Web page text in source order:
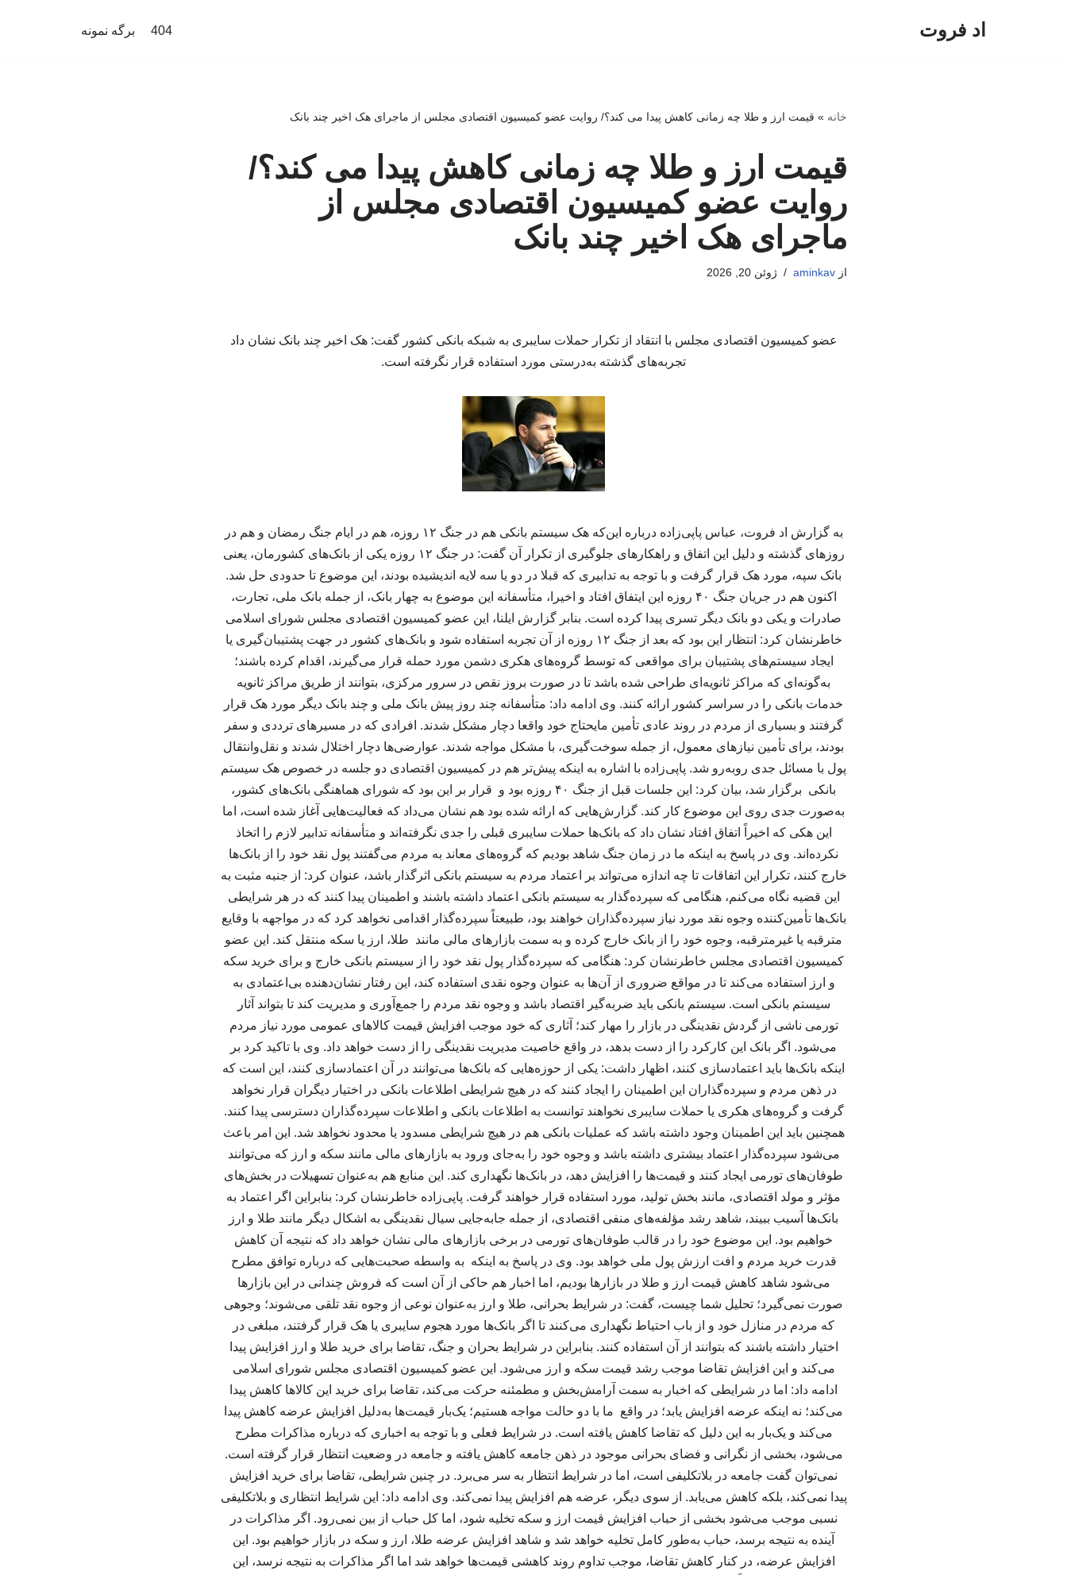
اد فروت 404 برگه نمونه
خانه » قیمت ارز و طلا چه زمانی کاهش پیدا می کند؟/ روایت عضو کمیسیون اقتصادی مجلس از ماجرای هک اخیر چند بانک
قیمت ارز و طلا چه زمانی کاهش پیدا می کند؟/
روایت عضو کمیسیون اقتصادی مجلس از
ماجرای هک اخیر چند بانک
ازaminkav ژوئن 20, 2026
عضو کمیسیون اقتصادی مجلس با انتقاد از تکرار حملات سایبری به شبکه بانکی کشور گفت: هک اخیر چند بانک نشان داد
تجربه‌های گذشته به‌درستی مورد استفاده قرار نگرفته است.
به گزارش اد فروت، عباس پاپی‌زاده درباره این‌که هک سیستم بانکی هم در جنگ ۱۲ روزه، هم در ایام جنگ رمضان و هم در
روزهای گذشته و دلیل این اتفاق و راهکارهای جلوگیری از تکرار آن گفت: در جنگ ۱۲ روزه یکی از بانک‌های کشورمان، یعنی
بانک سپه، مورد هک قرار گرفت و با توجه به تدابیری که قبلا در دو یا سه لایه اندیشیده بودند، این موضوع تا حدودی حل شد.
اکنون هم در جریان جنگ ۴۰ روزه این ایتفاق افتاد و اخیرا، متأسفانه این موضوع به چهار بانک، از جمله بانک ملی، تجارت،
صادرات و یکی دو بانک دیگر تسری پیدا کرده است. بنابر گزارش ایلنا، این عضو کمیسیون اقتصادی مجلس شورای اسلامی
خاطرنشان کرد: انتظار این بود که بعد از جنگ ۱۲ روزه از آن تجربه استفاده شود و بانک‌های کشور در جهت پشتیبان‌گیری یا
ایجاد سیستم‌های پشتیبان برای مواقعی که توسط گروه‌های هکری دشمن مورد حمله قرار می‌گیرند، اقدام کرده باشند؛
به‌گونه‌ای که مراکز ثانویه‌ای طراحی شده باشد تا در صورت بروز نقص در سرور مرکزی، بتوانند از طریق مراکز ثانویه
خدمات بانکی را در سراسر کشور ارائه کنند. وی ادامه داد: متأسفانه چند روز پیش بانک ملی و چند بانک دیگر مورد هک قرار
گرفتند و بسیاری از مردم در روند عادی تأمین مایحتاج خود واقعا دچار مشکل شدند. افرادی که در مسیرهای ترددی و سفر
بودند، برای تأمین نیازهای معمول، از جمله سوخت‌گیری، با مشکل مواجه شدند. عوارضی‌ها دچار اختلال شدند و نقل‌وانتقال
پول با مسائل جدی روبه‌رو شد. پاپی‌زاده با اشاره به اینکه پیش‌تر هم در کمیسیون اقتصادی دو جلسه در خصوص هک سیستم
بانکی برگزار شد، بیان کرد: این جلسات قبل از جنگ ۴۰ روزه بود و قرار بر این بود که شورای هماهنگی بانک‌های کشور،
به‌صورت جدی روی این موضوع کار کند. گزارش‌هایی که ارائه شده بود هم نشان می‌داد که فعالیت‌هایی آغاز شده است، اما
این هکی که اخیراً اتفاق افتاد نشان داد که بانک‌ها حملات سایبری قبلی را جدی نگرفته‌اند و متأسفانه تدابیر لازم را اتخاذ
نکرده‌اند. وی در پاسخ به اینکه ما در زمان جنگ شاهد بودیم که گروه‌های معاند به مردم می‌گفتند پول نقد خود را از بانک‌ها
خارج کنند، تکرار این اتفاقات تا چه اندازه می‌تواند بر اعتماد مردم به سیستم بانکی اثرگذار باشد، عنوان کرد: از جنبه مثبت به
این قضیه نگاه می‌کنم، هنگامی که سپرده‌گذار به سیستم بانکی اعتماد داشته باشند و اطمینان پیدا کنند که در هر شرایطی
بانک‌ها تأمین‌کننده وجوه نقد مورد نیاز سپرده‌گذاران خواهند بود، طبیعتاً سپرده‌گذار اقدامی نخواهد کرد که در مواجهه با وقایع
مترقبه یا غیرمترقبه، وجوه خود را از بانک خارج کرده و به سمت بازارهای مالی مانند طلا، ارز یا سکه منتقل کند. این عضو
کمیسیون اقتصادی مجلس خاطرنشان کرد: هنگامی که سپرده‌گذار پول نقد خود را از سیستم بانکی خارج و برای خرید سکه
و ارز استفاده می‌کند تا در مواقع ضروری از آن‌ها به عنوان وجوه نقدی استفاده کند، این رفتار نشان‌دهنده بی‌اعتمادی به
سیستم بانکی است. سیستم بانکی باید ضربه‌گیر اقتصاد باشد و وجوه نقد مردم را جمع‌آوری و مدیریت کند تا بتواند آثار
تورمی ناشی از گردش نقدینگی در بازار را مهار کند؛ آثاری که خود موجب افزایش قیمت کالاهای عمومی مورد نیاز مردم
می‌شود. اگر بانک این کارکرد را از دست بدهد، در واقع خاصیت مدیریت نقدینگی را از دست خواهد داد. وی با تاکید کرد بر
اینکه بانک‌ها باید اعتمادسازی کنند، اظهار داشت: یکی از حوزه‌هایی که بانک‌ها می‌توانند در آن اعتمادسازی کنند، این است که
در ذهن مردم و سپرده‌گذاران این اطمینان را ایجاد کنند که در هیچ شرایطی اطلاعات بانکی در اختیار دیگران قرار نخواهد
گرفت و گروه‌های هکری یا حملات سایبری نخواهند توانست به اطلاعات بانکی و اطلاعات سپرده‌گذاران دسترسی پیدا کنند.
همچنین باید این اطمینان وجود داشته باشد که عملیات بانکی هم در هیچ شرایطی مسدود یا محدود نخواهد شد. این امر باعث
می‌شود سپرده‌گذار اعتماد بیشتری داشته باشد و وجوه خود را به‌جای ورود به بازارهای مالی مانند سکه و ارز که می‌توانند
طوفان‌های تورمی ایجاد کنند و قیمت‌ها را افزایش دهد، در بانک‌ها نگهداری کند. این منابع هم به‌عنوان تسهیلات در بخش‌های
مؤثر و مولد اقتصادی، مانند بخش تولید، مورد استفاده قرار خواهند گرفت. پاپی‌زاده خاطرنشان کرد: بنابراین اگر اعتماد به
بانک‌ها آسیب ببیند، شاهد رشد مؤلفه‌های منفی اقتصادی، از جمله جابه‌جایی سیال نقدینگی به اشکال دیگر مانند طلا و ارز
خواهیم بود. این موضوع خود را در قالب طوفان‌های تورمی در برخی بازارهای مالی نشان خواهد داد که نتیجه آن کاهش
قدرت خرید مردم و افت ارزش پول ملی خواهد بود. وی در پاسخ به اینکه به واسطه صحبت‌هایی که درباره توافق مطرح
می‌شود شاهد کاهش قیمت ارز و طلا در بازارها بودیم، اما اخبار هم حاکی از آن است که فروش چندانی در این بازارها
صورت نمی‌گیرد؛ تحلیل شما چیست، گفت: در شرایط بحرانی، طلا و ارز به‌عنوان نوعی از وجوه نقد تلقی می‌شوند؛ وجوهی
که مردم در منازل خود و از باب احتیاط نگهداری می‌کنند تا اگر بانک‌ها مورد هجوم سایبری یا هک قرار گرفتند، مبلغی در
اختیار داشته باشند که بتوانند از آن استفاده کنند. بنابراین در شرایط بحران و جنگ، تقاضا برای خرید طلا و ارز افزایش پیدا
می‌کند و این افزایش تقاضا موجب رشد قیمت سکه و ارز می‌شود. این عضو کمیسیون اقتصادی مجلس شورای اسلامی
ادامه داد: اما در شرایطی که اخبار به سمت آرامش‌بخش و مطمئنه حرکت می‌کند، تقاضا برای خرید این کالاها کاهش پیدا
می‌کند؛ نه اینکه عرضه افزایش یابد؛ در واقع ما با دو حالت مواجه هستیم؛ یک‌بار قیمت‌ها به‌دلیل افزایش عرضه کاهش پیدا
می‌کند و یک‌بار به این دلیل که تقاضا کاهش یافته است. در شرایط فعلی و با توجه به اخباری که درباره مذاکرات مطرح
می‌شود، بخشی از نگرانی و فضای بحرانی موجود در ذهن جامعه کاهش یافته و جامعه در وضعیت انتظار قرار گرفته است.
نمی‌توان گفت جامعه در بلاتکلیفی است، اما در شرایط انتظار به سر می‌برد. در چنین شرایطی، تقاضا برای خرید افزایش
پیدا نمی‌کند، بلکه کاهش می‌یابد. از سوی دیگر، عرضه هم افزایش پیدا نمی‌کند. وی ادامه داد: این شرایط انتظاری و بلاتکلیفی
نسبی موجب می‌شود بخشی از حباب افزایش قیمت ارز و سکه تخلیه شود، اما کل حباب از بین نمی‌رود. اگر مذاکرات در
آینده به نتیجه برسد، حباب به‌طور کامل تخلیه خواهد شد و شاهد افزایش عرضه طلا، ارز و سکه در بازار خواهیم بود. این
افزایش عرضه، در کنار کاهش تقاضا، موجب تداوم روند کاهشی قیمت‌ها خواهد شد اما اگر مذاکرات به نتیجه نرسد، این